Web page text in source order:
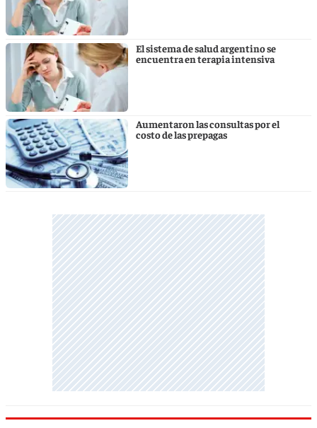
El sistema de salud argentino se
encuentra en terapia intensiva
Aumentaron las consultas por el
costo de las prepagas